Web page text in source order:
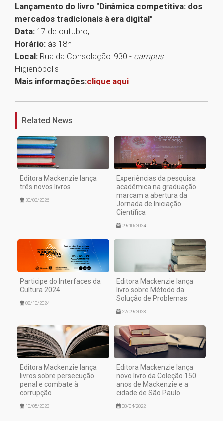
Lançamento do livro "Dinâmica competitiva: dos
mercados tradicionais à era digital"
Data: 17 de outubro,
Horário: às 18h
Local: Rua da Consolação, 930 - campus
Higienópolis
Mais informações:clique aqui
1
Related News
Editora Mackenzie lança
três novos livros
30/03/2026
Experiências da pesquisa
acadêmica na graduação
marcam a abertura da
Jornada de Iniciação
Científica
09/10/2024
Participe do Interfaces da
Cultura 2024
08/10/2024
Editora Mackenzie lança
livro sobre Método da
Solução de Problemas
22/09/2023
Editora Mackenzie lança
livros sobre persecução
penal e combate à
corrupção
10/05/2023
Editora Mackenzie lança
novo livro da Coleção 150
anos de Mackenzie e a
cidade de São Paulo
08/04/2022